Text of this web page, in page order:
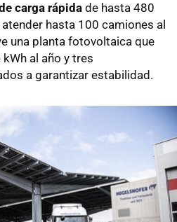
carga rápida de hasta 480
hasta 100 camiones al
una planta fotovoltaica que
al año y tres
a garantizar estabilidad.